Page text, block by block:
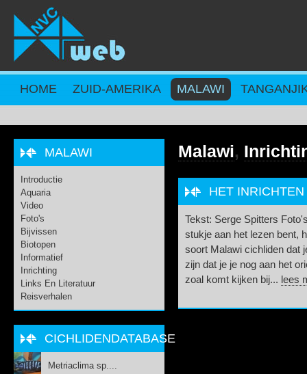
Overslaan en naar de inhoud gaan
HOME ZUID-AMERIKA MALAWI
Malawi,
HET
Tekst: Serge Spitters
stukje aan het lezen bent,
soort Malawi cichliden dat
zijn dat je je nog aan het
zoal komt kijken bij... lees
MALAWI
Introductie
Aquaria
Video
Foto's
Bijvissen
Biotopen
Informatief
Inrichting
Links En Literatuur
Reisverhalen
CICHLIDENDATABASE
Metriaclima sp....